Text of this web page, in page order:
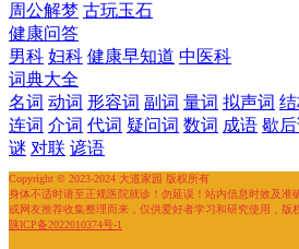
周公解梦 古玩玉石
健康问答
男科 妇科 健康早知道 中医科
词典大全
名词 动词 形容词 副词 量词 拟声词
连词 介词 代词 疑问词 数词 成语 歇
谜 对联 谚语
Copyright © 2023-2024 大道家园 版权所有
身体不适时请至正规医院就诊！勿延误！站内信息时效及准
或网友推荐收集整理而来，仅供爱好者学习和研究使用，版
陕ICP备2022010374号-1